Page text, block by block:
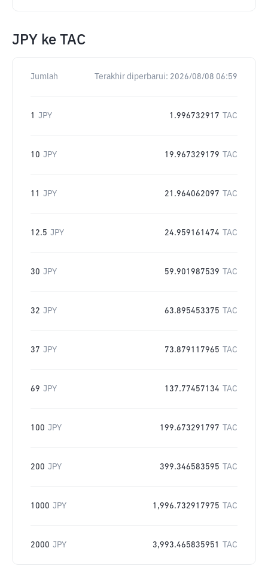
JPY ke TAC
Jumlah Terakhir diperbarui: 2026/08/08 06:59
1 JPY 1.996732917 TAC
10 JPY 19.967329179 TAC
11 JPY 21.964062097 TAC
12.5 JPY 24.959161474 TAC
30 JPY 59.901987539 TAC
32 JPY 63.895453375 TAC
37 JPY 73.879117965 TAC
69 JPY 137.77457134 TAC
100 JPY 199.673291797 TAC
200 JPY 399.346583595 TAC
1000 JPY 1,996.732917975 TAC
2000 JPY 3,993.465835951 TAC